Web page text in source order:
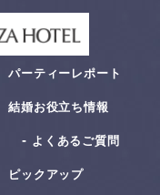
パーティーレポート
結婚お役⽴ち情報
よくあるご質問
ピックアップ